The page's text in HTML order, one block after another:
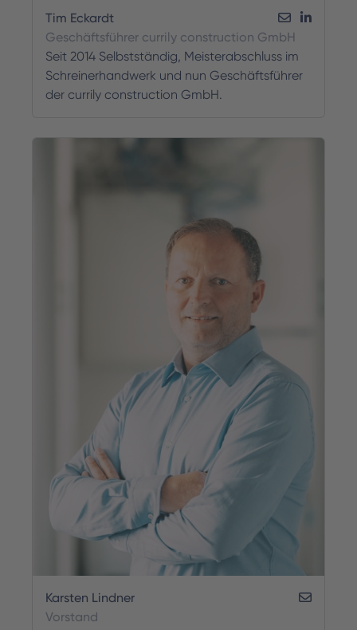
Tim Eckardt
Geschäftsführer currily construction GmbH
Seit 2014 Selbstständig, Meisterabschluss im
Schreinerhandwerk und nun Geschäftsführer
der currily construction GmbH.
Karsten Lindner
Vorstand